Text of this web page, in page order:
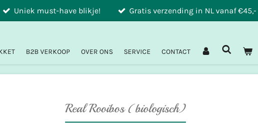
Uniek must-have blikje! Gratis verzending in NL vanaf €45,-
B2B VERKOOP OVER ONS SERVICE CONTACT
Real Rooibos (biologisch)